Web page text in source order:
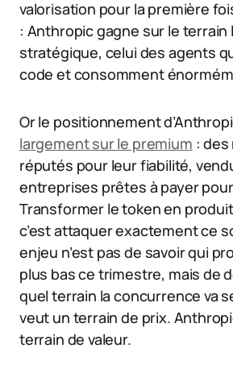
valorisation pour la première
: Anthropic gagne sur le terrain
stratégique, celui des agents
code et consomment
Or le positionnement
largement sur le premium :
réputés pour leur fiabilité,
entreprises prêtes à payer
Transformer le token en
c’est attaquer exactement ce
enjeu n’est pas de savoir qui
plus bas ce trimestre, mais de
quel terrain la concurrence va
veut un terrain de prix.
terrain de valeur.